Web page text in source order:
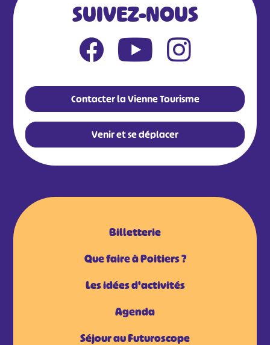
SUIVEZ-NOUS
Contacter la Vienne Tourisme
Venir et se déplacer
Billetterie
Que faire à Poitiers ?
Les idées d'activités
Agenda
Séjour au Futuroscope